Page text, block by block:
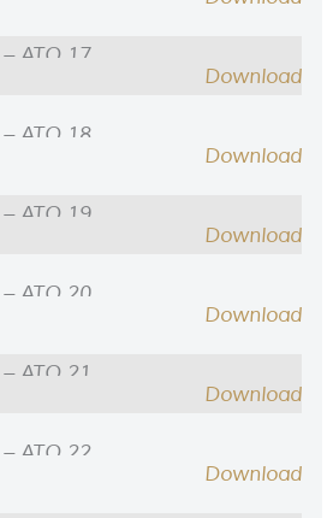
ATO 17
Download
ATO 18
Download
ATO 19
Download
ATO 20
Download
ATO 21
Download
ATO 22
Download